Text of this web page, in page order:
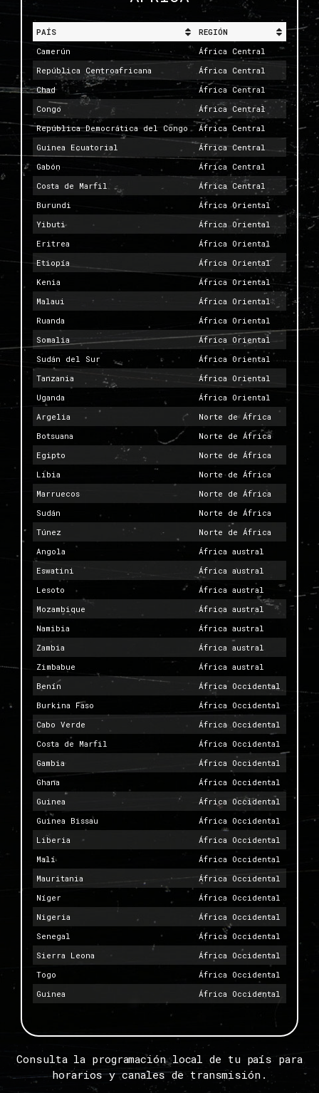
PAÍS
REGIÓN
Camerún
África Central
República Centroafricana
África Central
Chad
África Central
Congo
África Central
República Democrática del Congo
África Central
Guinea Ecuatorial
África Central
Gabón
África Central
Costa de Marfil
África Central
Burundi
África Oriental
Yibuti
África Oriental
Eritrea
África Oriental
Etiopía
África Oriental
Kenia
África Oriental
Malaui
África Oriental
Ruanda
África Oriental
Somalia
África Oriental
Sudán del Sur
África Oriental
Tanzania
África Oriental
Uganda
África Oriental
Argelia
Norte de África
Botsuana
Norte de África
Egipto
Norte de África
Libia
Norte de África
Marruecos
Norte de África
Sudán
Norte de África
Túnez
Norte de África
Angola
África austral
Eswatini
África austral
Lesoto
África austral
Mozambique
África austral
Namibia
África austral
Zambia
África austral
Zimbabue
África austral
Benín
África Occidental
Burkina Faso
África Occidental
Cabo Verde
África Occidental
Costa de Marfil
África Occidental
Gambia
África Occidental
Ghana
África Occidental
Guinea
África Occidental
Guinea Bissau
África Occidental
Liberia
África Occidental
Malí
África Occidental
Mauritania
África Occidental
Níger
África Occidental
Nigeria
África Occidental
Senegal
África Occidental
Sierra Leona
África Occidental
Togo
África Occidental
Guinea
África Occidental
Consulta la programación local de tu país para
horarios y canales de transmisión.